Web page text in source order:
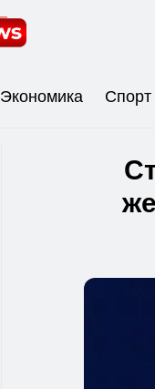
Экономика Спорт